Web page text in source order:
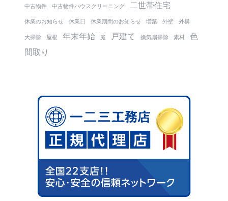
中古物件 中古物件ハウスクリーニング 二世帯住宅
休業のお知らせ 休業日 休業期間のお知らせ 増築 外壁 外構
大掃除 屋根 年末年始 庭 戸建て 換気扇掃除 素材
色
間取り